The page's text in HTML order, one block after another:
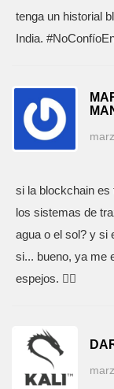
tenga un historial
India.
si la blockchain es
los sistemas de
agua o el sol? y si
si... bueno, ya me
espejos. 🤷‍♀️